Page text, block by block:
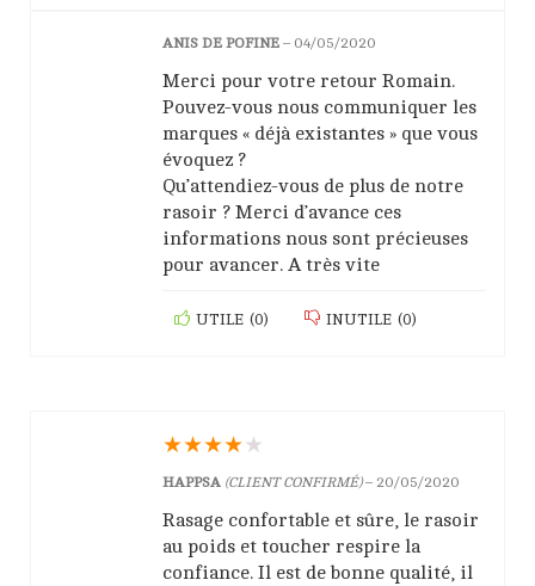
ANIS DE POFINE – 04/05/2020
Merci pour votre retour Romain.
Pouvez-vous nous communiquer les
marques « déjà existantes » que vous
évoquez ?
Qu’attendiez-vous de plus de notre
rasoir ? Merci d’avance ces
informations nous sont précieuses
pour avancer. A très vite
UTILE (0) INUTILE (0)
★★★★★
HAPPSA (CLIENT CONFIRMÉ) – 20/05/2020
Rasage confortable et sûre, le rasoir
au poids et toucher respire la
confiance. Il est de bonne qualité, il